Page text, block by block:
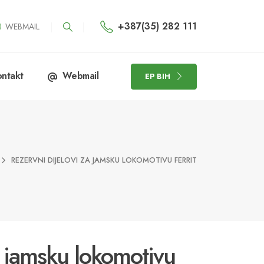
WEBMAIL +387(35) 282 111
Webmail EP BIH
REZERVNI DIJELOVI ZA JAMSKU LOKOMOTIVU FERRIT
lokomotivu